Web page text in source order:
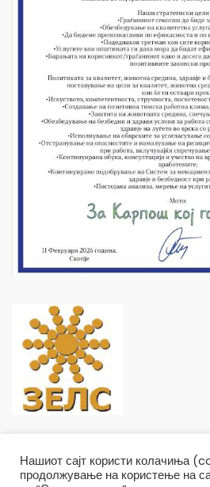
Нашиот сајт користи колачиња
продолжување на користење на